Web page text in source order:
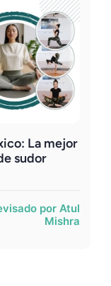
La mejor
sudor
por Atul
Mishra